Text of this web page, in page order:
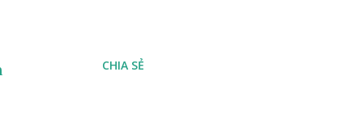
CHIA SẺ